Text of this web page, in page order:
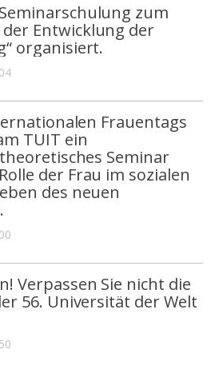
zum
Entwicklung der
organisiert.
Frauentags
TUIT ein
Seminar
der Frau im sozialen
des neuen
Verpassen Sie nicht die
56. Universität der Welt